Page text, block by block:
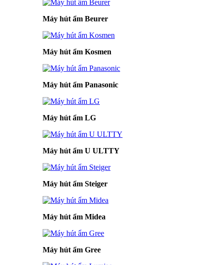
Máy hút ẩm Beurer
Máy hút ẩm Kosmen
Máy hút ẩm Panasonic
Máy hút ẩm LG
Máy hút ẩm U ULTTY
Máy hút ẩm Steiger
Máy hút ẩm Midea
Máy hút ẩm Gree